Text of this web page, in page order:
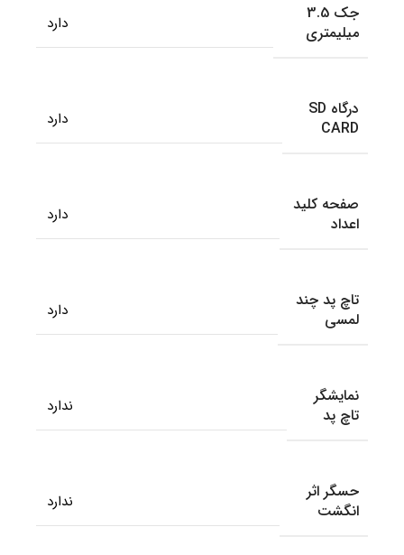
جک 3.5
میلیمتری
دارد
درگاه SD
CARD
دارد
صفحه کلید
اعداد
دارد
تاچ پد چند
لمسی
دارد
نمایشگر
تاچ پد
ندارد
حسگر اثر
انگشت
ندارد